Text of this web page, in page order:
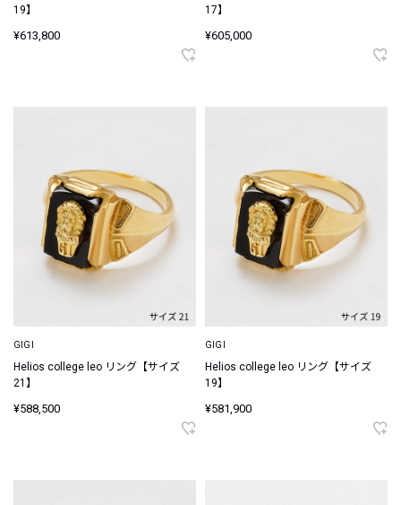
19】
¥613,800
17】
¥605,000
GIGI
Helios college leo リング【サイズ
21】
¥588,500
GIGI
Helios college leo リング【サイズ
19】
¥581,900